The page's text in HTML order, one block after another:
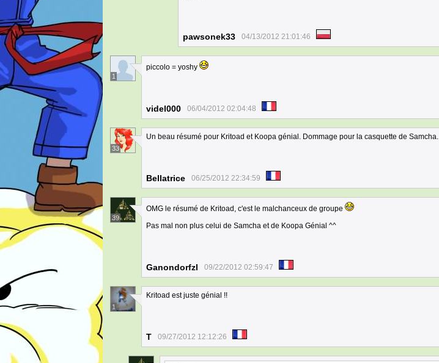
pawsonek33 04/13/2012 21:01:46
1
piccolo = yoshy
videl000 06/04/2012 02:04:48
33
Un beau résumé pour Kritoad et Koopa génial. Dommage pour la casquette de Samcha.
Bellatrice 06/25/2012 22:34:59
39
OMG le résumé de Kritoad, c'est le malchanceux de groupe
Pas mal non plus celui de Samcha et de Koopa Génial ^^
Ganondorfzl 09/22/2012 02:59:47
1
Kritoad est juste génial !!
T 09/27/2012 12:12:26